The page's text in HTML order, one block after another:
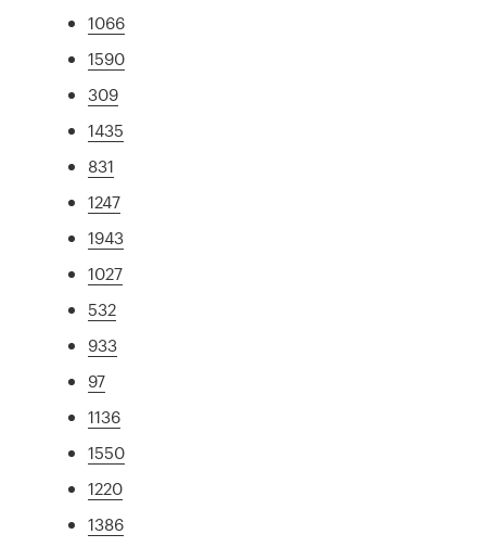
1066
1590
309
1435
831
1247
1943
1027
532
933
97
1136
1550
1220
1386